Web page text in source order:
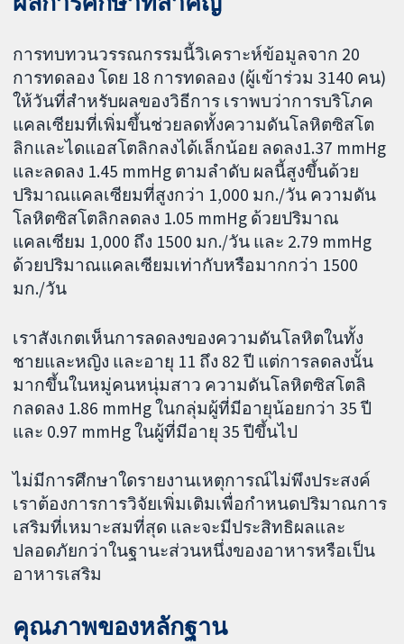
การทบทวนวรรณกรรมนี้วิเคราะห์ข้อมูลจาก 20
การทดลอง โดย 18 การทดลอง (ผู้เข้าร่วม 3140 คน)
ให้วันที่สำหรับผลของวิธีการ เราพบว่าการบริโภค
แคลเซียมที่เพิ่มขึ้นช่วยลดทั้งความดันโลหิตซิสโต
ลิกและไดแอสโตลิกลงได้เล็กน้อย ลดลง1.37 mmHg
และลดลง 1.45 mmHg ตามลำดับ ผลนี้สูงขึ้นด้วย
ปริมาณแคลเซียมที่สูงกว่า 1,000 มก./วัน ความดัน
โลหิตซิสโตลิกลดลง 1.05 mmHg ด้วยปริมาณ
แคลเซียม 1,000 ถึง 1500 มก./วัน และ 2.79 mmHg
ด้วยปริมาณแคลเซียมเท่ากับหรือมากกว่า 1500
มก./วัน
เราสังเกตเห็นการลดลงของความดันโลหิตในทั้ง
ชายและหญิง และอายุ 11 ถึง 82 ปี แต่การลดลงนั้น
มากขึ้นในหมู่คนหนุ่มสาว ความดันโลหิตซิสโตลิ
กลดลง 1.86 mmHg ในกลุ่มผู้ที่มีอายุน้อยกว่า 35 ปี
และ 0.97 mmHg ในผู้ที่มีอายุ 35 ปีขึ้นไป
ไม่มีการศึกษาใดรายงานเหตุการณ์ไม่พึงประสงค์
เราต้องการการวิจัยเพิ่มเติมเพื่อกำหนดปริมาณการ
เสริมที่เหมาะสมที่สุด และจะมีประสิทธิผลและ
ปลอดภัยกว่าในฐานะส่วนหนึ่งของอาหารหรือเป็น
อาหารเสริม
คุณภาพของหลักฐาน